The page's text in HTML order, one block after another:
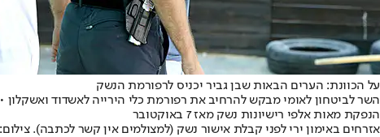
על הכוונת: הערים הבאות שבן גביר יכניס לרפורמת הנשק
הנפקת מאות אלפי רישיונות נשק מאז 7 באוקטובר
אזרחים באימון ירי לפני קבלת אישור נשק (למצולמים אין קשר לכתבה).